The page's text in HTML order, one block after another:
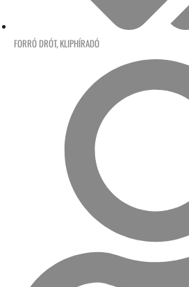
FORRÓ DRÓT, KLIPHÍRADÓ